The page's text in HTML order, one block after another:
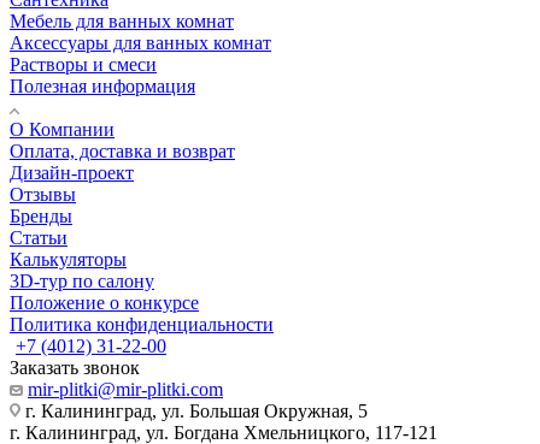
Мебель для ванных комнат
Аксессуары для ванных комнат
Растворы и смеси
Полезная информация
О Компании
Оплата, доставка и возврат
Дизайн-проект
Отзывы
Бренды
Статьи
Калькуляторы
3D-тур по салону
Положение о конкурсе
Политика конфиденциальности
+7 (4012) 31-22-00
Заказать звонок
mir-plitki@mir-plitki.com
г. Калининград, ул. Большая Окружная, 5
г. Калининград, ул. Богдана Хмельницкого, 117-121